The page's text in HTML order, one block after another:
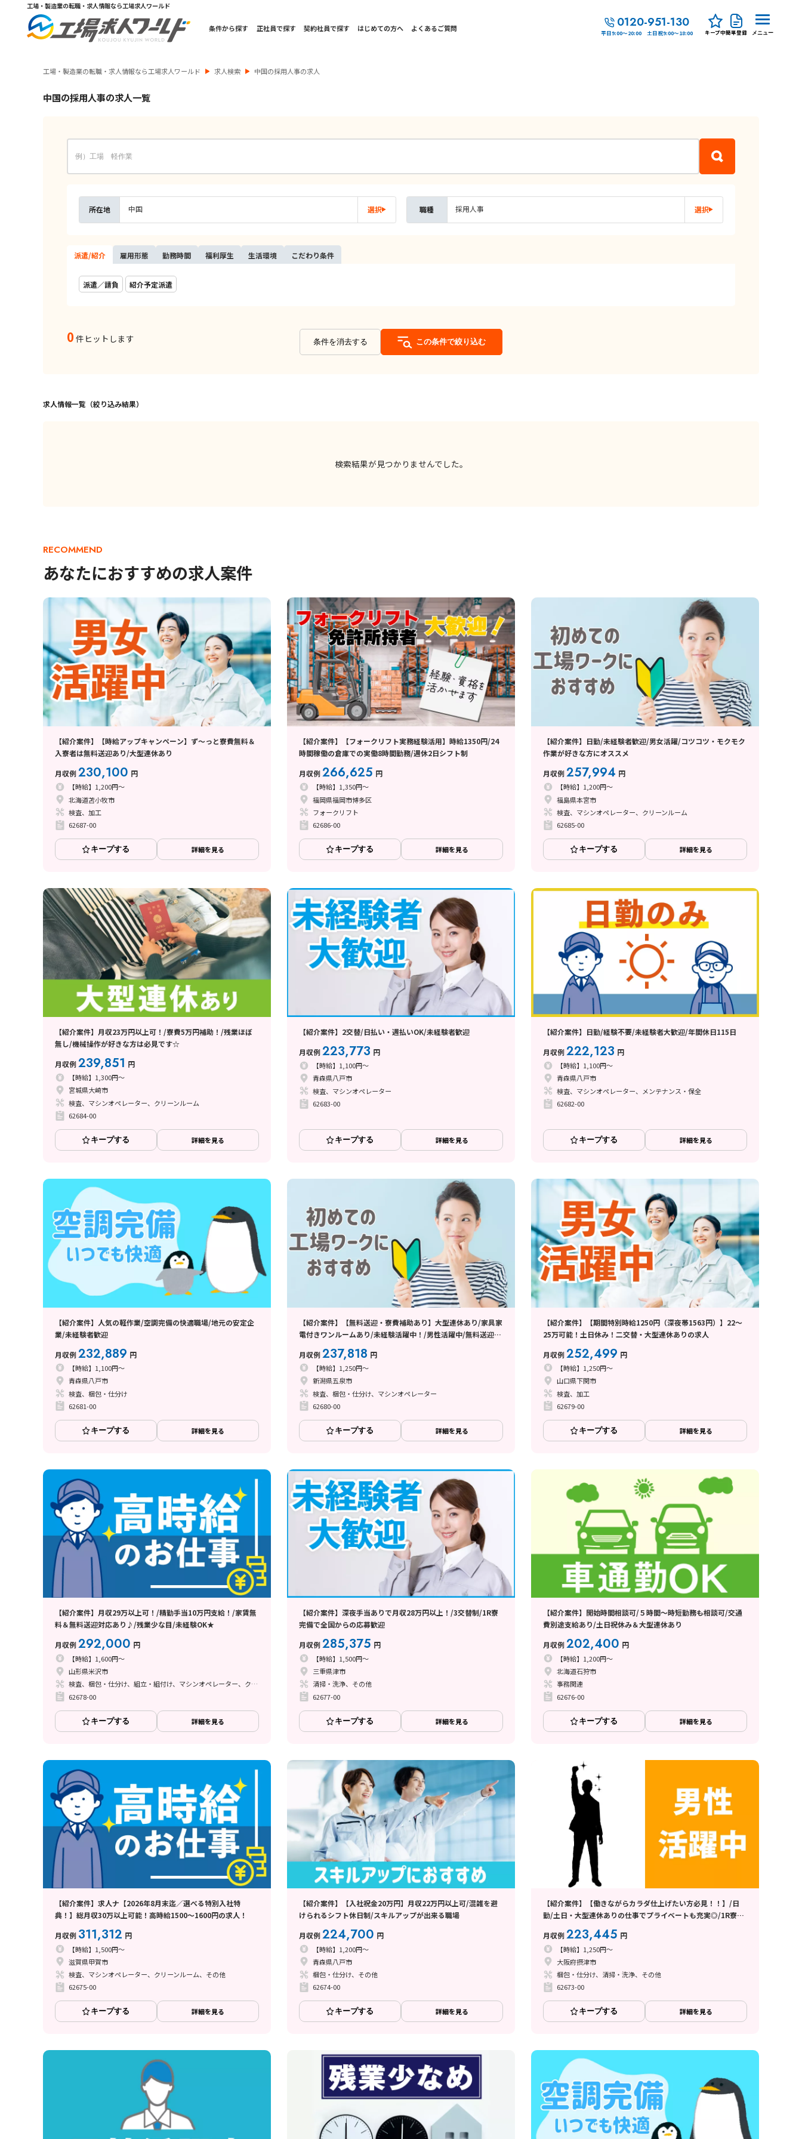
工場・製造業の転職・求人情報なら工場求人ワールド
条件から探す 正社員で探す 契約社員で探す はじめての方へ よくあるご質問 0120-951-130
平日9:00～20:00 土日祝9:00～18:00 キープ中簡単登録 メニュー
工場・製造業の転職・求人情報なら工場求人ワールド 求人検索 中国の採用人事の求人
中国の採用人事の求人一覧
所在地 中国 選択 職種 採用人事 選択
派遣/紹介 雇用形態 勤務時間 福利厚生 生活環境 こだわり条件
派遣／請負 紹介予定派遣
0 件ヒットします 条件を消去する この条件で絞り込む
求人情報一覧（絞り込み結果）
検索結果が見つかりませんでした。
RECOMMEND
あなたにおすすめの求人案件
【紹介案件】【時給アップキャンペーン】ず～っと寮費無料＆
入寮者は無料送迎あり/大型連休あり
月収例230,100 円
【時給】1,200円～
北海道苫小牧市
検査、加工
62687-00
キープする 詳細を見る
【紹介案件】【フォークリフト実務経験活用】時給1350円/24
時間稼働の倉庫での実働8時間勤務/週休2日シフト制
月収例266,625 円
【時給】1,350円～
福岡県福岡市博多区
フォークリフト
62686-00
キープする 詳細を見る
【紹介案件】日勤/未経験者歓迎/男女活躍/コツコツ・モクモク
作業が好きな方にオススメ
月収例257,994 円
【時給】1,200円～
福島県本宮市
検査、マシンオペレーター、クリーンルーム
62685-00
キープする 詳細を見る
【紹介案件】月収23万円以上可！/寮費5万円補助！/残業ほぼ
無し/機械操作が好きな方は必見です☆
月収例239,851 円
【時給】1,300円～
宮城県大崎市
検査、マシンオペレーター、クリーンルーム
62684-00
キープする 詳細を見る
【紹介案件】2交替/日払い・週払いOK/未経験者歓迎
月収例223,773 円
【時給】1,100円～
青森県八戸市
検査、マシンオペレーター
62683-00
キープする 詳細を見る
【紹介案件】日勤/経験不要/未経験者大歓迎/年間休日115日
月収例222,123 円
【時給】1,100円～
青森県八戸市
検査、マシンオペレーター、メンテナンス・保全
62682-00
キープする 詳細を見る
【紹介案件】人気の軽作業/空調完備の快適職場/地元の安定企
業/未経験者歓迎
月収例232,889 円
【時給】1,100円～
青森県八戸市
検査、梱包・仕分け
62681-00
キープする 詳細を見る
【紹介案件】【無料送迎・寮費補助あり】大型連休あり/家具家
電付きワンルームあり/未経験活躍中！/男性活躍中/無料送迎/
月収例237,818 円
【時給】1,250円～
新潟県五泉市
検査、梱包・仕分け、マシンオペレーター
62680-00
キープする 詳細を見る
【紹介案件】【期間特別時給1250円（深夜帯1563円）】22～
25万可能！土日休み！二交替・大型連休ありの求人
月収例252,499 円
【時給】1,250円～
山口県下関市
検査、加工
62679-00
キープする 詳細を見る
【紹介案件】月収29万以上可！/精勤手当10万円支給！/家賃無
料＆無料送迎対応あり♪/残業少な目/未経験OK★
月収例292,000 円
【時給】1,600円～
山形県米沢市
検査、梱包・仕分け、組立・組付け、マシンオペレーター、クリーンルーム、清掃・洗浄
62678-00
キープする 詳細を見る
【紹介案件】深夜手当ありで月収28万円以上！/3交替制/1R寮
完備で全国からの応募歓迎
月収例285,375 円
【時給】1,500円～
三重県津市
清掃・洗浄、その他
62677-00
キープする 詳細を見る
【紹介案件】開始時間相談可/５時間～時短勤務も相談可/交通
費別途支給あり/土日祝休み＆大型連休あり
月収例202,400 円
【時給】1,200円～
北海道石狩市
事務関連
62676-00
キープする 詳細を見る
【紹介案件】求人ナ【2026年8月末迄／選べる特別入社特
典！】総月収30万以上可能！高時給1500～1600円の求人！
月収例 311,312 円
【時給】1,500円～
滋賀県甲賀市
検査、マシンオペレーター、クリーンルーム、その他
62675-00
キープする 詳細を見る
【紹介案件】【入社祝金20万円】月収22万円以上可/混雑を避
けられるシフト休日制/スキルアップが出来る職場
月収例224,700 円
【時給】1,200円～
青森県八戸市
梱包・仕分け、その他
62674-00
キープする 詳細を見る
【紹介案件】【働きながらカラダ仕上げたい方必見！！】/日
勤/土日・大型連休ありの仕事でプライベートも充実◎/1R寮完
月収例223,445 円
【時給】1,250円～
大阪府摂津市
梱包・仕分け、清掃・洗浄、その他
62673-00
キープする 詳細を見る